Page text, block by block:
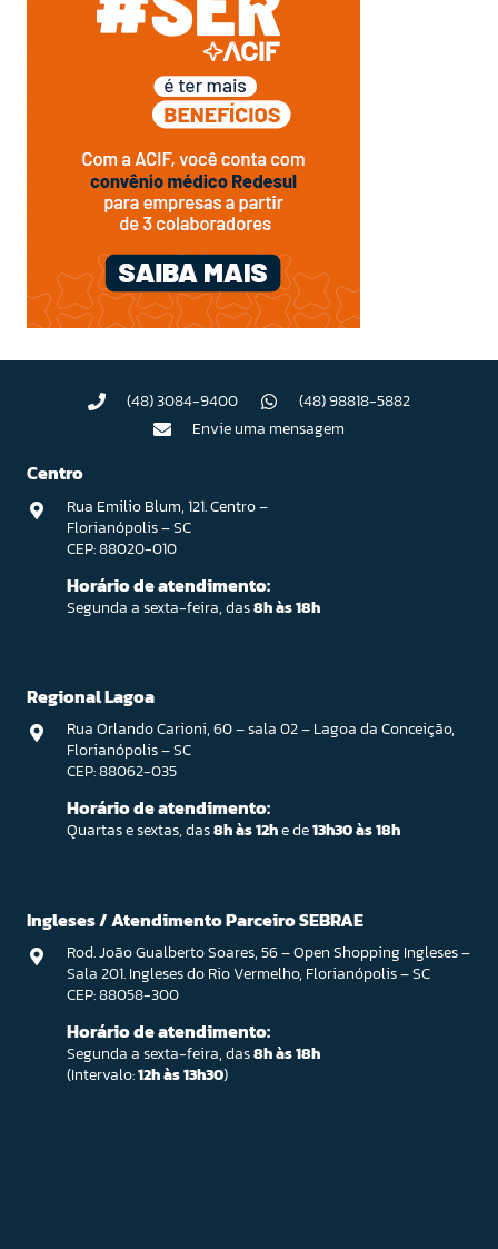
(48) 3084-9400
(48) 98818-5882
Envie uma mensagem
Centro
Rua Emilio Blum, 121. Centro –
Florianópolis – SC
CEP: 88020-010
Horário de atendimento:
Segunda a sexta-feira, das8h às 18h
Regional Lagoa
Rua Orlando Carioni, 60 – sala 02 – Lagoa da Conceição,
Florianópolis – SC
CEP: 88062-035
Horário de atendimento:
Quartas e sextas, das8h às 12he de13h30 às 18h
Ingleses / Atendimento Parceiro SEBRAE
Rod. João Gualberto Soares, 56 – Open Shopping Ingleses –
Sala 201. Ingleses do Rio Vermelho, Florianópolis – SC
CEP: 88058-300
Horário de atendimento:
Segunda a sexta-feira, das8h às 18h
(Intervalo:12h às 13h30)